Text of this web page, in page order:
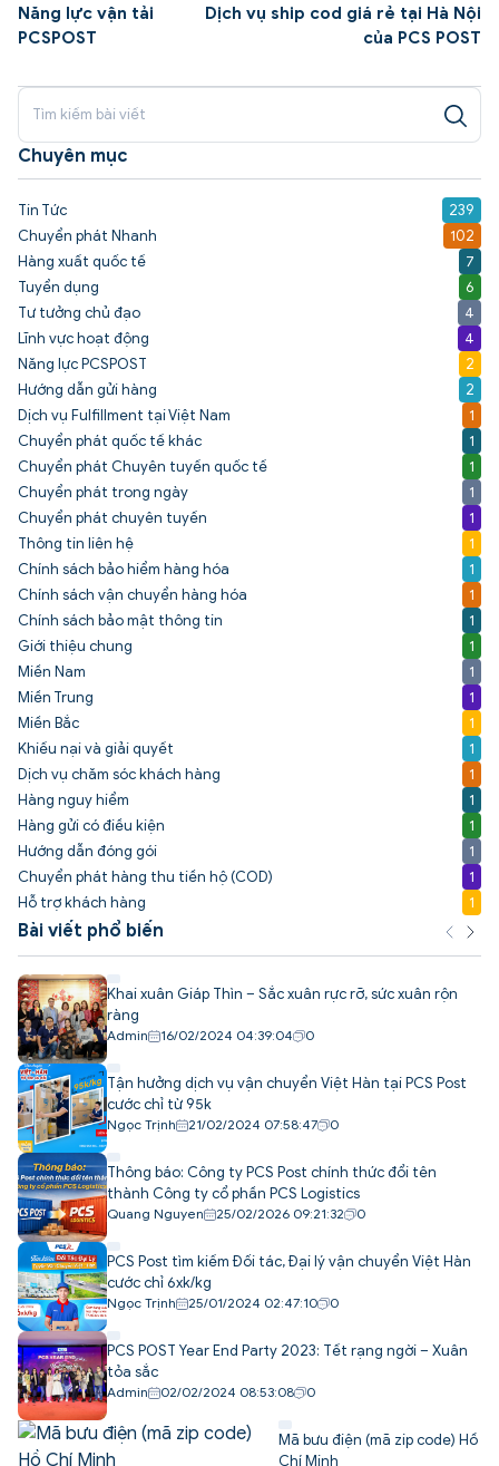
Năng lực vận tải
PCSPOST
Dịch vụ ship cod giá rẻ tại Hà Nội
của PCS POST
Chuyên mục
Tin Tức
239
Chuyển phát Nhanh
102
Hàng xuất quốc tế
7
Tuyển dụng
6
Tư tưởng chủ đạo
4
Lĩnh vực hoạt động
4
Năng lực PCSPOST
2
Hướng dẫn gửi hàng
2
Dịch vụ Fulfillment tại Việt Nam
1
Chuyển phát quốc tế khác
1
Chuyển phát Chuyên tuyến quốc tế
1
Chuyển phát trong ngày
1
Chuyển phát chuyên tuyến
1
Thông tin liên hệ
1
Chính sách bảo hiểm hàng hóa
1
Chính sách vận chuyển hàng hóa
1
Chính sách bảo mật thông tin
1
Giới thiệu chung
1
Miền Nam
1
Miền Trung
1
Miền Bắc
1
Khiếu nại và giải quyết
1
Dịch vụ chăm sóc khách hàng
1
Hàng nguy hiểm
1
Hàng gửi có điều kiện
1
Hướng dẫn đóng gói
1
Chuyển phát hàng thu tiền hộ (COD)
1
Hỗ trợ khách hàng
1
Bài viết phổ biến
Khai xuân Giáp Thìn – Sắc xuân rực rỡ, sức xuân rộn
ràng
Admin 16/02/2024 04:39:04 0
Tận hưởng dịch vụ vận chuyển Việt Hàn tại PCS Post
cước chỉ từ 95k
Ngọc Trịnh 21/02/2024 07:58:47 0
Thông báo: Công ty PCS Post chính thức đổi tên
thành Công ty cổ phần PCS Logistics
Quang Nguyen 25/02/2026 09:21:32 0
PCS Post tìm kiếm Đối tác, Đại lý vận chuyển Việt Hàn
cước chỉ 6xk/kg
Ngọc Trịnh 25/01/2024 02:47:10 0
PCS POST Year End Party 2023: Tết rạng ngời – Xuân
tỏa sắc
Admin 02/02/2024 08:53:08 0
Mã bưu điện (mã zip code) Hồ
Chí Minh